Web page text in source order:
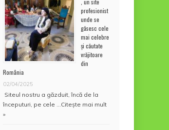
profesionist
unde se
găsesc cele
mai celebre
și căutate
vrăjitoare
din
România
02/04/2025
Siteul nostru a găzduit, încă de la
începuturi, pe cele … Citește mai mult
»